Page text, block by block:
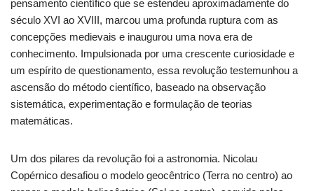
pensamento científico que se estendeu aproximadamente do
século XVI ao XVIII, marcou uma profunda ruptura com as
concepções medievais e inaugurou uma nova era de
conhecimento. Impulsionada por uma crescente curiosidade e
um espírito de questionamento, essa revolução testemunhou a
ascensão do método científico, baseado na observação
sistemática, experimentação e formulação de teorias
matemáticas.
Um dos pilares da revolução foi a astronomia. Nicolau
Copérnico desafiou o modelo geocêntrico (Terra no centro) ao